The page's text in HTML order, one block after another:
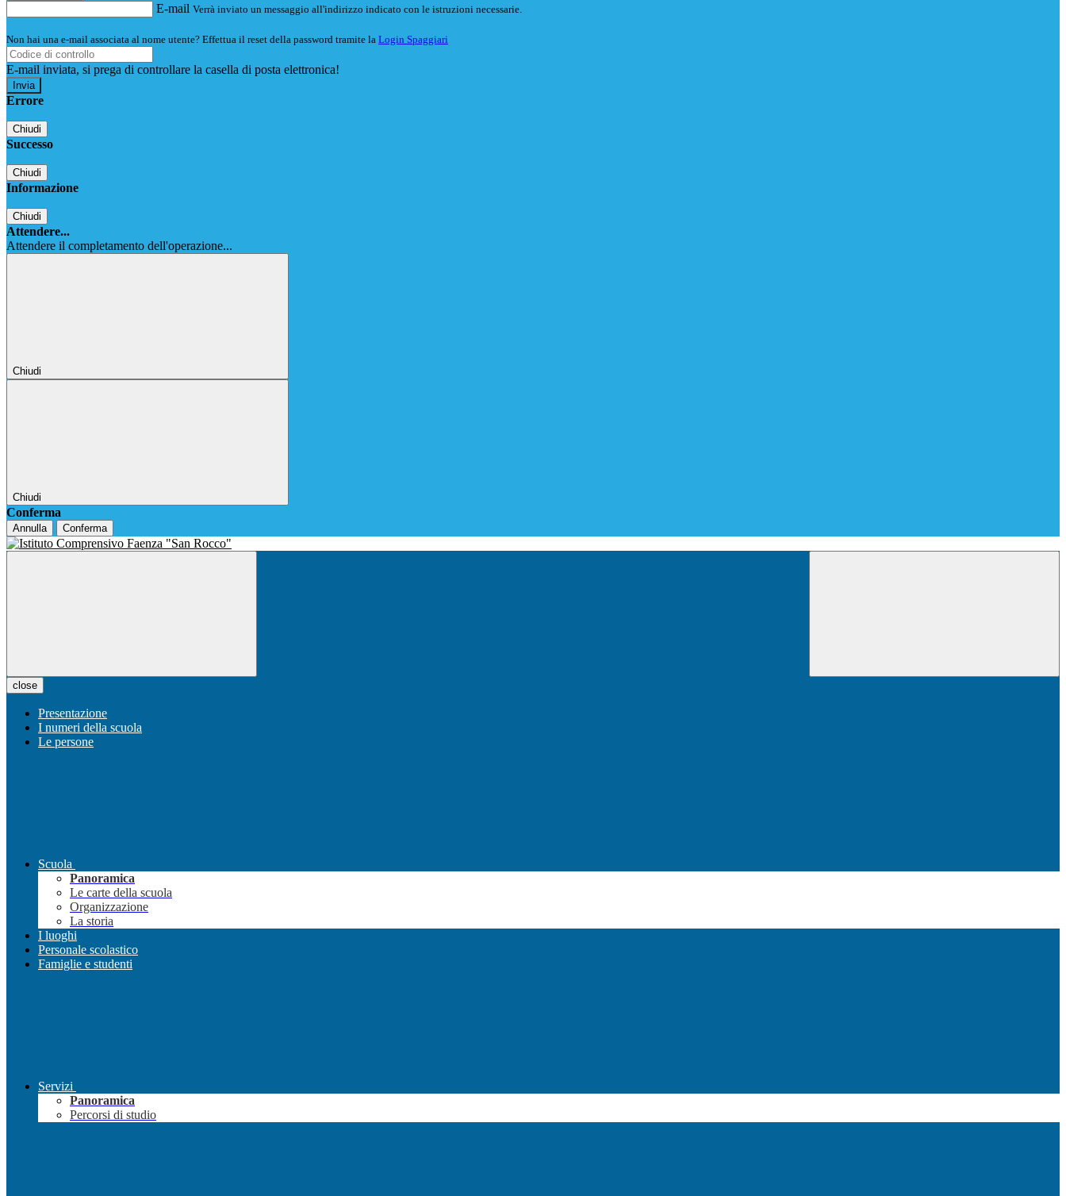
E-mail Verrà inviato un messaggio all'indirizzo indicato con le istruzioni necessarie.
Non hai una e-mail associata al nome utente? Effettua il reset della password tramite la Login Spaggiari
E-mail inviata, si prega di controllare la casella di posta elettronica!
Errore
Chiudi
Successo
Chiudi
Informazione
Chiudi
Attendere...
Attendere il completamento dell'operazione...
Chiudi
Chiudi
Conferma
Annulla Conferma
close
Presentazione
I numeri della scuola
Le persone
Scuola
Panoramica
Le carte della scuola
Organizzazione
La storia
I luoghi
Personale scolastico
Famiglie e studenti
Servizi
Panoramica
Percorsi di studio